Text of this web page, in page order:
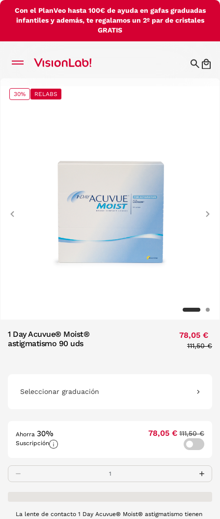
Con el PlanVeo hasta 100€ de ayuda en gafas graduadas
infantiles y además, te regalamos un 2º par de cristales
GRATIS
30% RELABS
Previous
1 Day Acuvue® Moist®
astigmatismo 90 uds
78,05 €
Price
111,50 €
Seleccionar graduación
Ahorra 30% 78,05 € 111,50 €
Suscripción
La lente de contacto 1 Day Acuvue® Moist® astigmatismo tienen